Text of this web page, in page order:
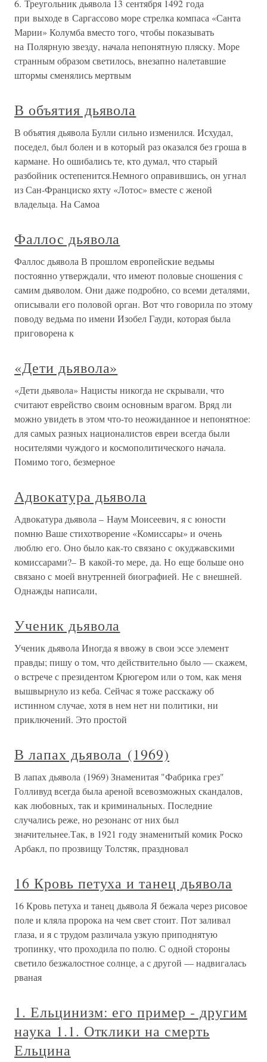
6. Треугольник дьявола 13 сентября 1492 года
при выходе в Саргассово море стрелка компаса «Санта
Марии» Колумба вместо того, чтобы показывать
на Полярную звезду, начала непонятную пляску. Море
странным образом светилось, внезапно налетавшие
штормы сменялись мертвым
В объятия дьявола
В объятия дьявола Булли сильно изменился. Исхудал,
поседел, был болен и в который раз оказался без гроша в
кармане. Но ошибались те, кто думал, что старый
разбойник остепенится.Немного оправившись, он угнал
из Сан-Франциско яхту «Лотос» вместе с женой
владельца. На Самоа
Фаллос дьявола
Фаллос дьявола В прошлом европейские ведьмы
постоянно утверждали, что имеют половые сношения с
самим дьяволом. Они даже подробно, со всеми деталями,
описывали его половой орган. Вот что говорила по этому
поводу ведьма по имени Изобел Гауди, которая была
приговорена к
«Дети дьявола»
«Дети дьявола» Нацисты никогда не скрывали, что
считают еврейство своим основным врагом. Вряд ли
можно увидеть в этом что-то неожиданное и непонятное:
для самых разных националистов евреи всегда были
носителями чуждого и космополитического начала.
Помимо того, безмерное
Адвокатура дьявола
Адвокатура дьявола – Наум Моисеевич, я с юности
помню Ваше стихотворение «Комиссары» и очень
люблю его. Оно было как-то связано с окуджавскими
комиссарами?– В какой-то мере, да. Но еще больше оно
связано с моей внутренней биографией. Не с внешней.
Однажды написали,
Ученик дьявола
Ученик дьявола Иногда я ввожу в свои эссе элемент
правды; пишу о том, что действительно было — скажем,
о встрече с президентом Крюгером или о том, как меня
вышвырнуло из кеба. Сейчас я тоже расскажу об
истинном случае, хотя в нем нет ни политики, ни
приключений. Это простой
В лапах дьявола (1969)
В лапах дьявола (1969) Знаменитая "Фабрика грез"
Голливуд всегда была ареной всевозможных скандалов,
как любовных, так и криминальных. Последние
случались реже, но резонанс от них был
значительнее.Так, в 1921 году знаменитый комик Роско
Арбакл, по прозвищу Толстяк, праздновал
16 Кровь петуха и танец дьявола
16 Кровь петуха и танец дьявола Я бежала через рисовое
поле и кляла пророка на чем свет стоит. Пот заливал
глаза, и я с трудом различала узкую приподнятую
тропинку, что проходила по полю. С одной стороны
светило безжалостное солнце, а с другой — надвигалась
рваная
1. Ельцинизм: его пример - другим
наука 1.1. Отклики на смерть
Ельцина